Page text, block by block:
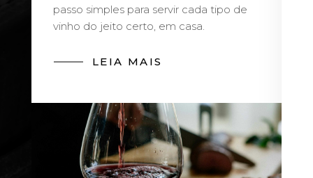
passo simples para servir cada tipo de
vinho do jeito certo, em casa.
LEIA MAIS